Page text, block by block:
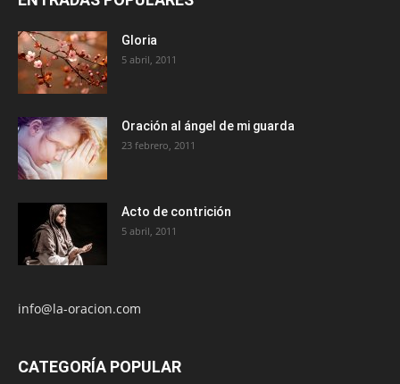
Gloria
5 abril, 2011
Oración al ángel de mi guarda
23 febrero, 2011
Acto de contrición
5 abril, 2011
info@la-oracion.com
CATEGORÍA POPULAR